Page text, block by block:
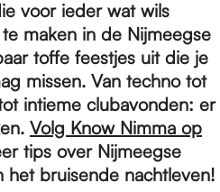
m
e
p
voor ieder wat wils
maken in de Nijmeegse
toffe feestjes uit die je
missen. Van techno tot
intieme clubavonden: er
Volg Know Nimma op
tips over Nijmeegse
het bruisende nachtleven!